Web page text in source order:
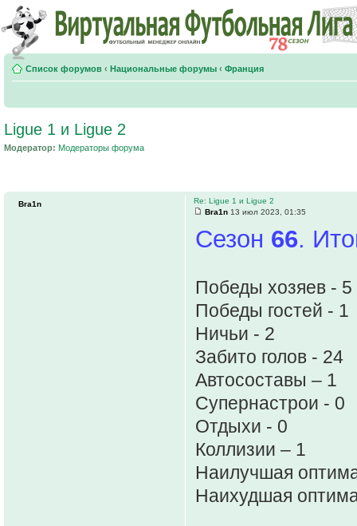
Список форумов ‹ Национальные форумы ‹ Франция
Ligue 1 и Ligue 2
Модератор: Модераторы форума
Re: Ligue 1 и Ligue 2
Bra1n 13 июл 2023, 01:35
Сезон 66.
Победы хозяев - 5
Победы гостей - 1
Ничьи - 2
Забито голов - 24
Автосоставы – 1
Супернастрои - 0
Отдыхи - 0
Коллизии – 1
Наилучшая
Наихудшая
Bra1n